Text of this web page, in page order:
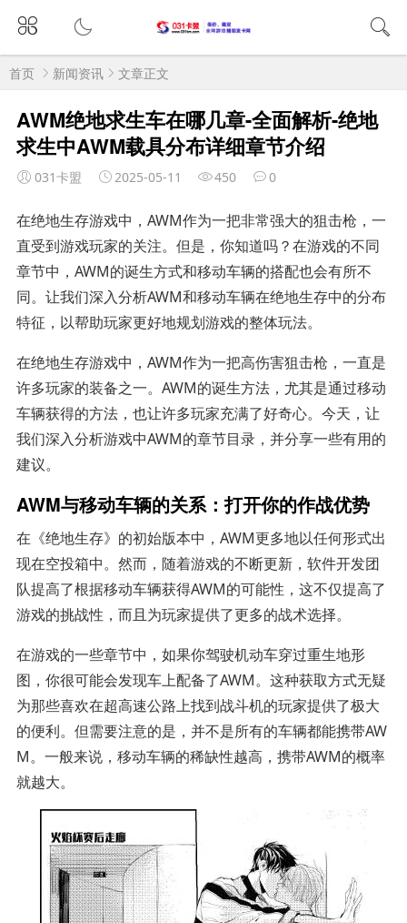
首页 新闻资讯 文章正文
AWM绝地求生车在哪几章-全面解析-绝地
求生中AWM载具分布详细章节介绍
031卡盟 2025-05-11 450 0
在绝地生存游戏中，AWM作为一把非常强大的狙击枪，一
直受到游戏玩家的关注。但是，你知道吗？在游戏的不同
章节中，AWM的诞生方式和移动车辆的搭配也会有所不
同。让我们深入分析AWM和移动车辆在绝地生存中的分布
特征，以帮助玩家更好地规划游戏的整体玩法。
在绝地生存游戏中，AWM作为一把高伤害狙击枪，一直是
许多玩家的装备之一。AWM的诞生方法，尤其是通过移动
车辆获得的方法，也让许多玩家充满了好奇心。今天，让
我们深入分析游戏中AWM的章节目录，并分享一些有用的
建议。
AWM与移动车辆的关系：打开你的作战优势
在《绝地生存》的初始版本中，AWM更多地以任何形式出
现在空投箱中。然而，随着游戏的不断更新，软件开发团
队提高了根据移动车辆获得AWM的可能性，这不仅提高了
游戏的挑战性，而且为玩家提供了更多的战术选择。
在游戏的一些章节中，如果你驾驶机动车穿过重生地形
图，你很可能会发现车上配备了AWM。这种获取方式无疑
为那些喜欢在超高速公路上找到战斗机的玩家提供了极大
的便利。但需要注意的是，并不是所有的车辆都能携带AW
M。一般来说，移动车辆的稀缺性越高，携带AWM的概率
就越大。